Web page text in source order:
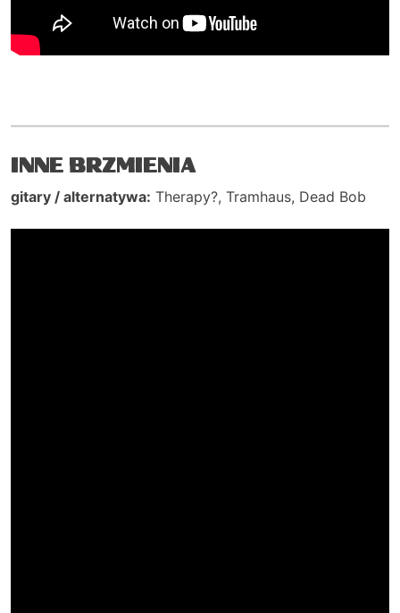
INNE BRZMIENIA
gitary / alternatywa: Therapy?, Tramhaus, Dead Bob